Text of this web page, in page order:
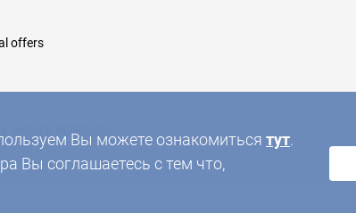
Вы можете ознакомиться тут.
Вы соглашаетесь с тем что,
offers
RIGHTS RESERVED